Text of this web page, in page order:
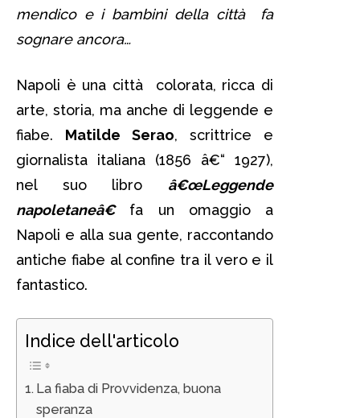
mendico e i bambini della città fa
sognare ancora…
Napoli è una città colorata, ricca di
arte, storia, ma anche di leggende e
fiabe. Matilde Serao, scrittrice e
giornalista italiana (1856 â€“ 1927),
nel suo libro â€œLeggende
napoletaneâ€fa un omaggio a
Napoli e alla sua gente, raccontando
antiche fiabe al confine tra il vero e il
fantastico.
Indice dell'articolo
La fiaba di Provvidenza, buona
speranza